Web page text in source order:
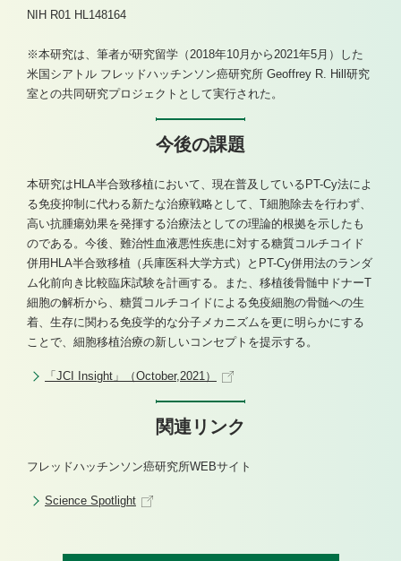
NIH R01 HL148164
※本研究は、筆者が研究留学（2018年10月から2021年5月）した
米国シアトル フレッドハッチンソン癌研究所 Geoffrey R. Hill研究
室との共同研究プロジェクトとして実行された。
今後の課題
本研究はHLA半合致移植において、現在普及しているPT-Cy法によ
る免疫抑制に代わる新たな治療戦略として、T細胞除去を行わず、
高い抗腫瘍効果を発揮する治療法としての理論的根拠を示したも
のである。今後、難治性血液悪性疾患に対する糖質コルチコイド
併用HLA半合致移植（兵庫医科大学方式）とPT-Cy併用法のランダ
ム化前向き比較臨床試験を計画する。また、移植後骨髄中ドナーT
細胞の解析から、糖質コルチコイドによる免疫細胞の骨髄への生
着、生存に関わる免疫学的な分子メカニズムを更に明らかにする
ことで、細胞移植治療の新しいコンセプトを提示する。
「JCI Insight」（October,2021）
関連リンク
フレッドハッチンソン癌研究所WEBサイト
Science Spotlight